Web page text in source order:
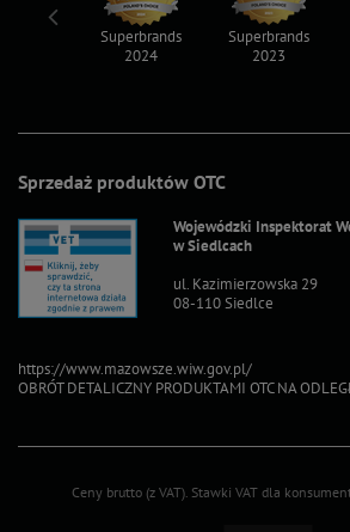
Sprzedaż produktów OTC
Wojewódzki Inspektorat
w Siedlcach
ul. Kazimierzowska 29
08-110 Siedlce
https://www.mazowsze.wiw.gov.pl/
OBRÓT DETALICZNY PRODUKTAMI OTC NA
Superbrands
2024
Superbrands
2023
Ceny brutto (z VAT). Stawki VAT dla